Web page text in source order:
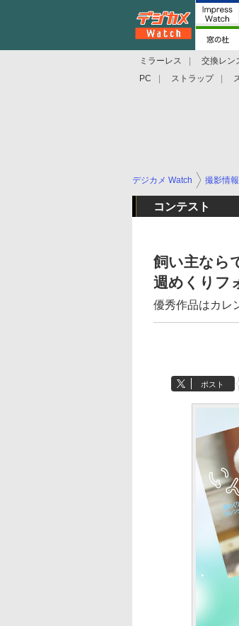
ミラーレス 交換レン
PC
ストラップ
デジカメ Watch 撮影情報
コンテスト
飼い主なら
週めくりフ
優秀作品はカレ
ポスト